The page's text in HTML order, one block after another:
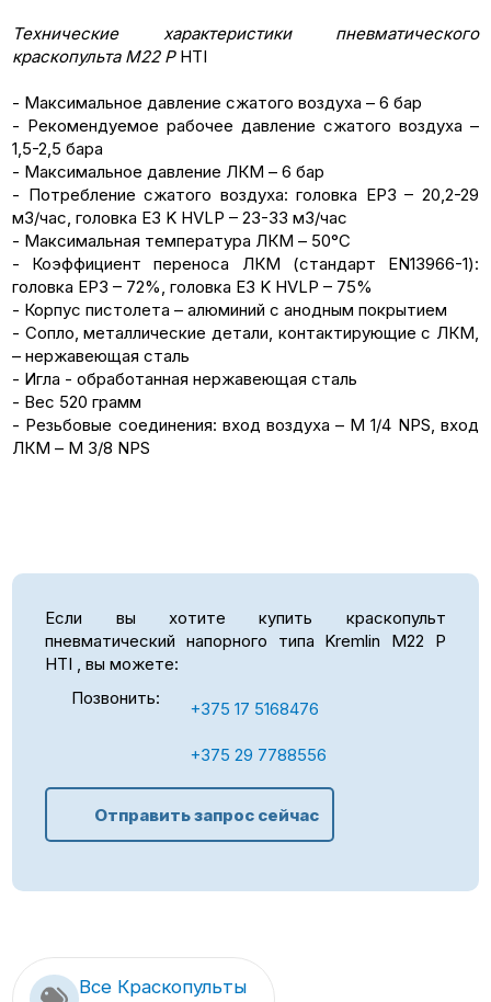
Технические характеристики
пневматического
краскопульта M22 P HTI
- Максимальное давление сжатого воздуха – 6 бар
- Рекомендуемое рабочее давление сжатого воздуха –
1,5-2,5 бара
- Максимальное давление ЛКМ – 6 бар
- Потребление сжатого воздуха: головка EP3 – 20,2-29
м3/час, головка E3 K HVLP – 23-33 м3/час
- Максимальная температура ЛКМ – 50°С
- Коэффициент переноса ЛКМ (стандарт EN13966-1):
головка EP3 – 72%, головка E3 K HVLP – 75%
- Корпус пистолета – алюминий с анодным покрытием
- Сопло, металлические детали, контактирующие с ЛКМ,
– нержавеющая сталь
- Игла - обработанная нержавеющая сталь
- Вес 520 грамм
- Резьбовые соединения: вход воздуха – М 1/4 NPS, вход
ЛКМ – M 3/8 NPS
Если вы хотите купить краскопульт
пневматический напорного типа Kremlin M22 P
HTI , вы можете:
Позвонить:
+375 17 5168476
+375 29 7788556
Отправить запрос сейчас
Все Краскопульты